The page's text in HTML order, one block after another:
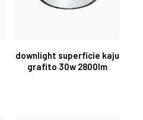
downlight superficie kaju
grafito 30w 2800lm